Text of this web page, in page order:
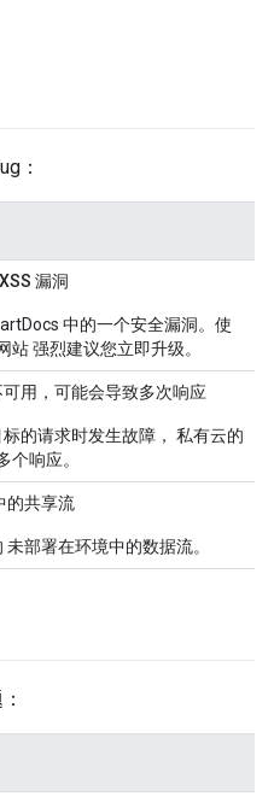
：
漏洞
中的一个安全漏洞。使
站 强烈建议您立即升级。
用，可能会导致多次响应
的请求时发生故障， 私有云的
个响应。
的共享流
部署在环境中的数据流。